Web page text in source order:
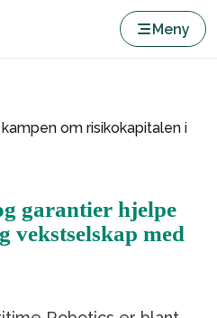
Meny
om risikokapitalen i